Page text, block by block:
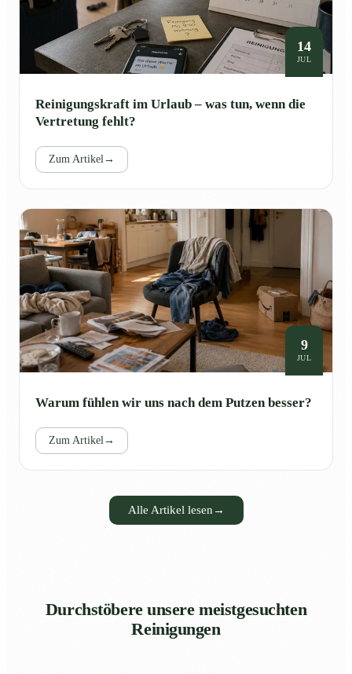
14
JUL
Reinigungskraft im Urlaub – was tun, wenn die
Vertretung fehlt?
Zum Artikel →
9
JUL
Warum fühlen wir uns nach dem Putzen besser?
Zum Artikel →
Alle Artikel lesen →
Durchstöbere unsere meistgesuchten
Reinigungen